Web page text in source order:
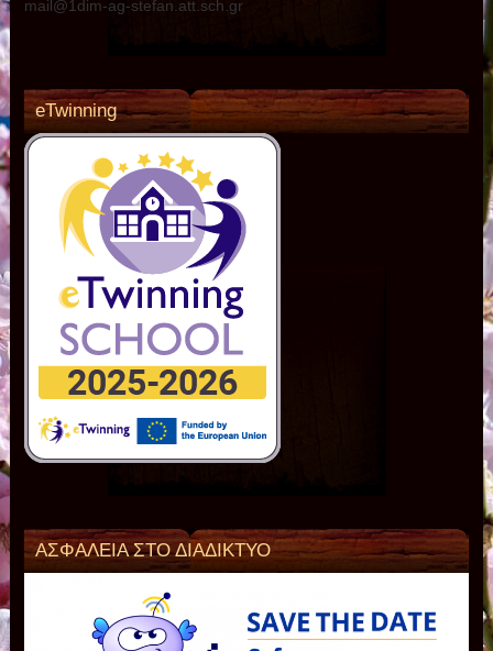
mail@1dim-ag-stefan.att.sch.gr
eTwinning
ΑΣΦΑΛΕΙΑ ΣΤΟ ΔΙΑΔΙΚΤΥΟ